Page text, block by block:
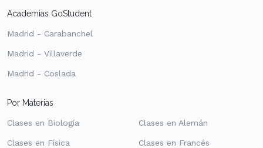
Academias GoStudent
Madrid - Carabanchel
Madrid - Villaverde
Madrid - Coslada
Por Materias
Clases en Biología
Clases en Física
Clases en Alemán
Clases en Francés